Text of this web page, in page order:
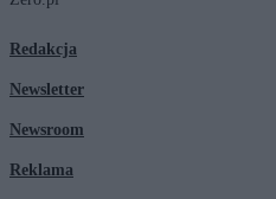
Redakcja
Newsletter
Newsroom
Reklama